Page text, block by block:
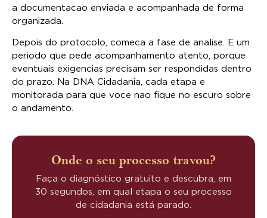
a documentacao enviada e acompanhada de forma
organizada.
Depois do protocolo, comeca a fase de analise. E um
periodo que pede acompanhamento atento, porque
eventuais exigencias precisam ser respondidas dentro
do prazo. Na DNA Cidadania, cada etapa e
monitorada para que voce nao fique no escuro sobre
o andamento.
Onde o seu processo travou?
Faça o diagnóstico gratuito e descubra, em
30 segundos, em qual etapa o seu processo
de cidadania está parado.